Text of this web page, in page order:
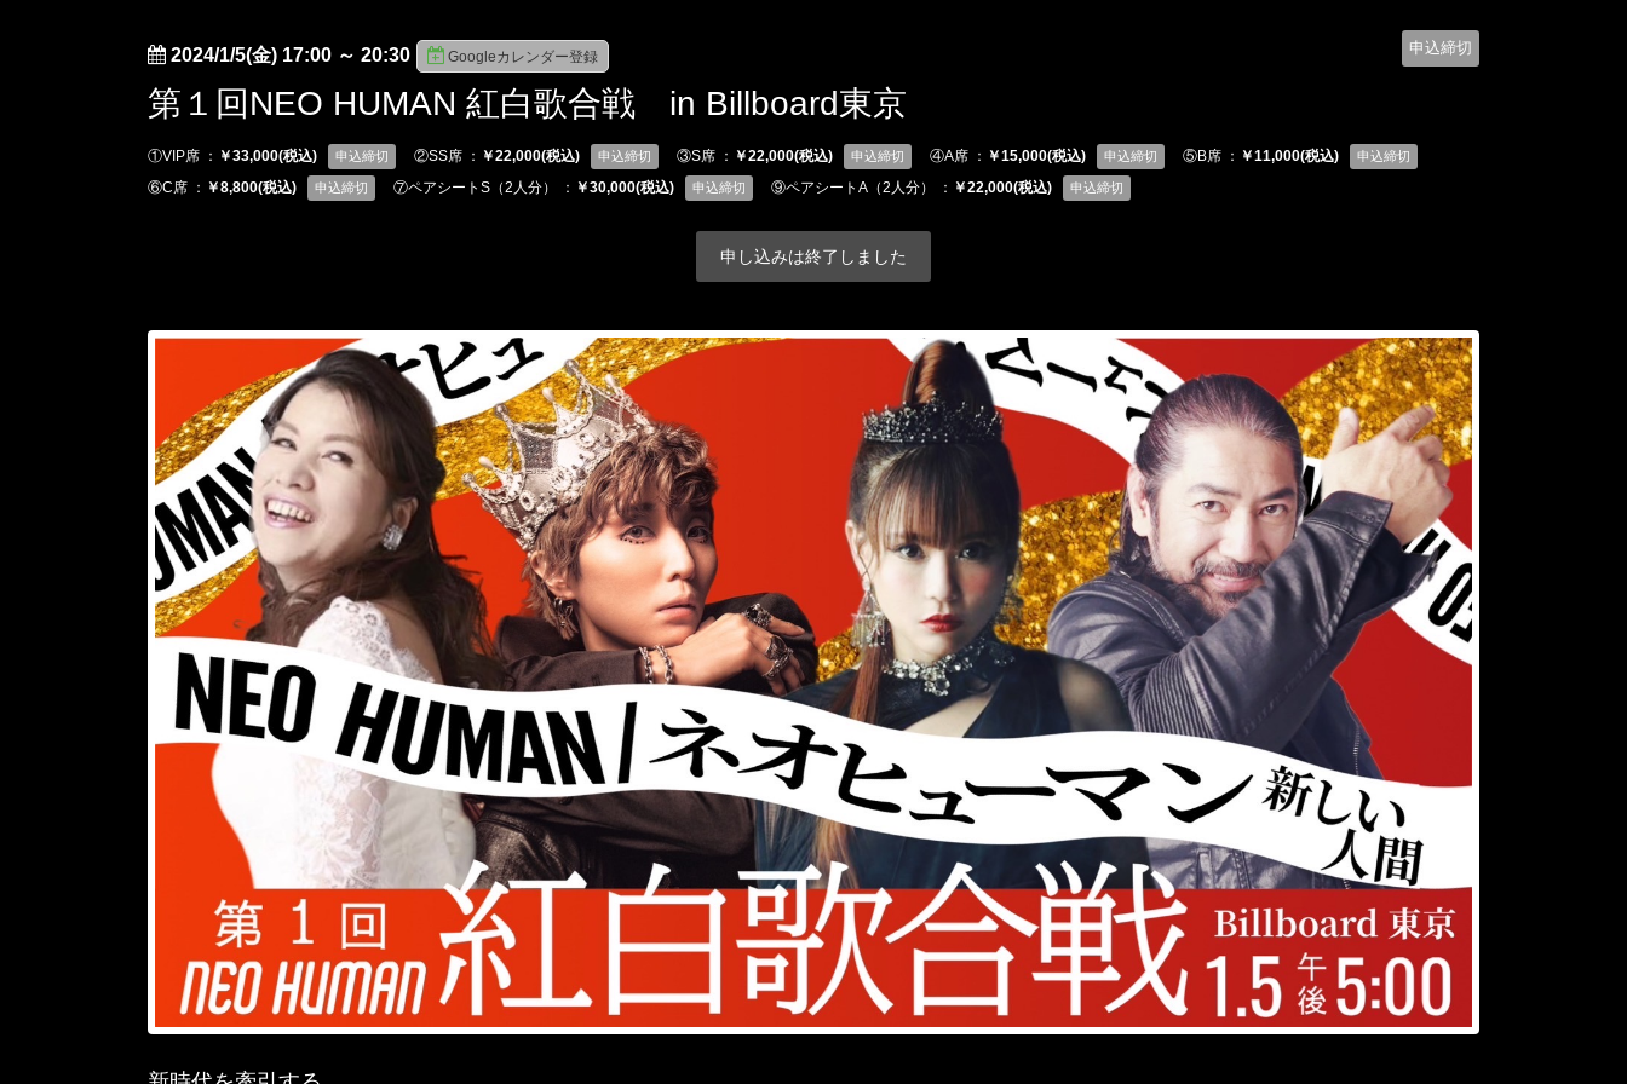
2024/1/5(金) 17:00 ～ 20:30 Googleカレンダー登録 申込締切
第１回NEO HUMAN 紅白歌合戦 in Billboard東京
①VIP席 ： ￥33,000(税込) 申込締切 ②SS席 ： ￥22,000(税込) 申込締切 ③S席 ： ￥22,000(税込) 申込締切 ④A席 ： ￥15,000(税込) 申込締切 ⑤B席 ： ￥11,000(税込) 申込締切
⑥C席 ： ￥8,800(税込) 申込締切 ⑦ペアシートS（2人分） ： ￥30,000(税込) 申込締切 ⑨ペアシートA（2人分） ： ￥22,000(税込) 申込締切
申し込みは終了しました